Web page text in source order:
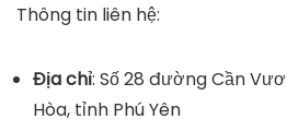
Thông tin liên hệ:
Địa chỉ: Số 28 đường Cần
Hòa, tỉnh Phú Yên